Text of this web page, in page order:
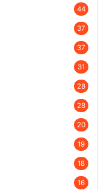
44
37
37
31
28
28
20
19
18
16